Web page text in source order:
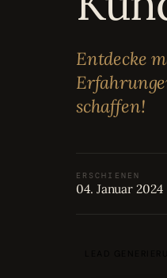
Entdecke
schaffen!
ERSCHIENEN
04. Januar 2024